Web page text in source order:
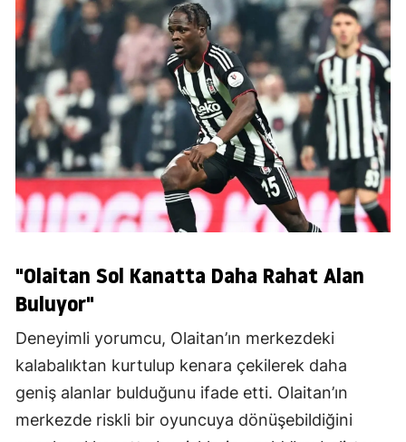
"Olaitan Sol Kanatta Daha Rahat Alan
Buluyor"
Deneyimli yorumcu, Olaitan’ın merkezdeki
kalabalıktan kurtulup kenara çekilerek daha
geniş alanlar bulduğunu ifade etti. Olaitan’ın
merkezde riskli bir oyuncuya dönüşebildiğini